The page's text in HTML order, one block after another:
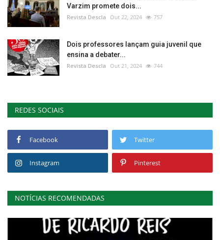
Varzim promete dois...
Revista Descla Out 22, 2024 757
Dois professores lançam guia juvenil que
ensina a debater...
Revista Descla Out 21, 2024 744
REDES SOCIAIS
Facebook Twitter
Instagram Pinterest
NOTÍCIAS RECOMENDADAS